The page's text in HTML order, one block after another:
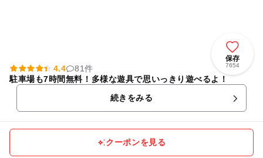
保存
7654
4.4
81件
駐車場も7時間無料！多様な遊具で思いっきり遊べるよ！
続きをみる
クーポンを見る